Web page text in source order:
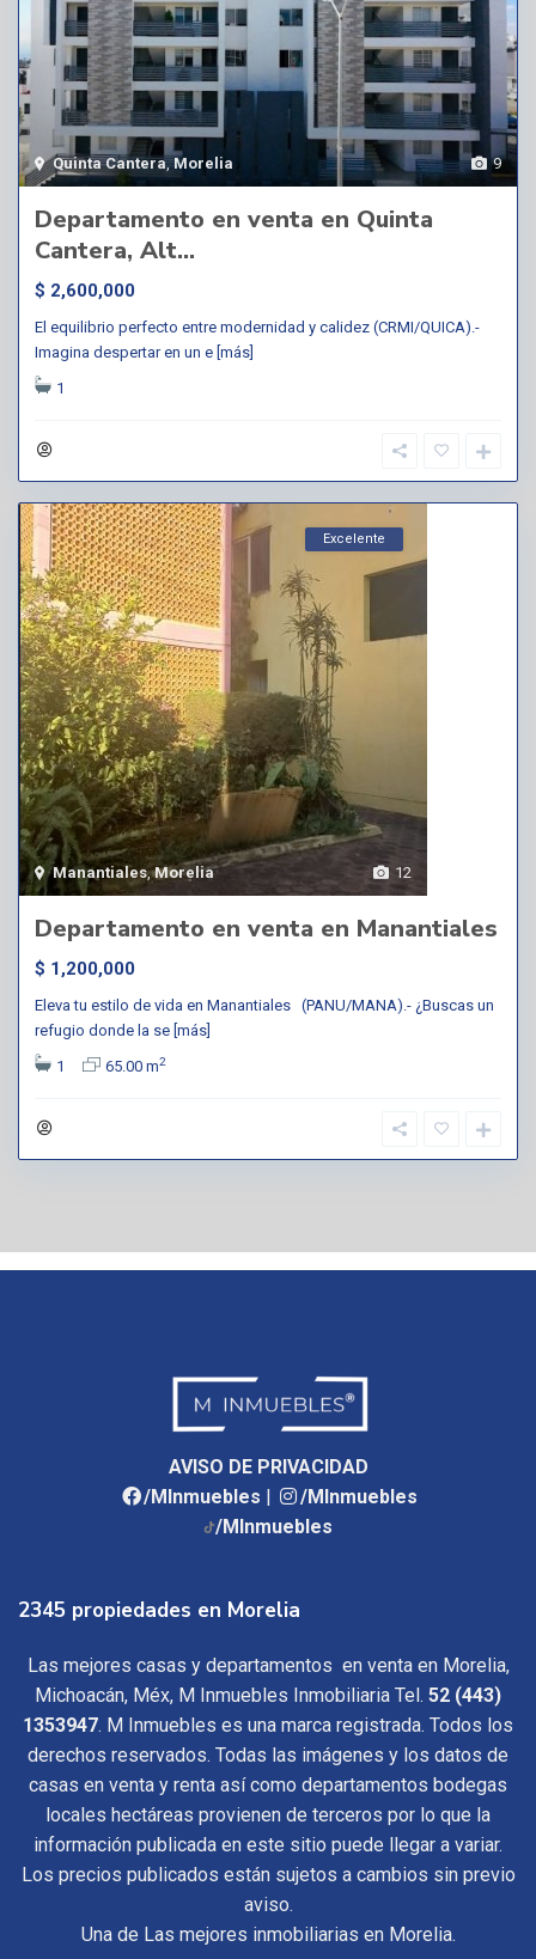
9
Quinta Cantera,Morelia
Departamento en venta en Quinta
Cantera, Alt...
$ 2,600,000
El equilibrio perfecto entre modernidad y calidez (CRMI/QUICA).-
Imagina despertar en un e [más]
1
12
Manantiales,Morelia
Excelente
Departamento en venta en Manantiales
$ 1,200,000
Eleva tu estilo de vida en Manantiales (PANU/MANA).- ¿Buscas un
refugio donde la se [más]
1
65.00 m2
AVISO DE PRIVACIDAD
/MInmuebles |
/MInmuebles
/MInmuebles
2345 propiedades en Morelia
Las mejores casas y departamentos en venta en Morelia,
Michoacán, Méx, M Inmuebles Inmobiliaria Tel. 52 (443)
1353947. M Inmuebles es una marca registrada. Todos los
derechos reservados. Todas las imágenes y los datos de
casas en venta y renta así como departamentos bodegas
locales hectáreas provienen de terceros por lo que la
información publicada en este sitio puede llegar a variar.
Los precios publicados están sujetos a cambios sin previo
aviso.
Una de Las mejores inmobiliarias en Morelia.